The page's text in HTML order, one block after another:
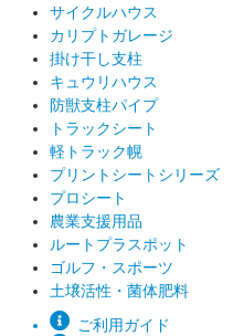
サイクルハウス
カリプトガレージ
掛け干し支柱
キュウリハウス
防獣支柱パイプ
トラックシート
軽トラック幌
プリントシートシリーズ
プロシート
農業支援用品
ルートプラスポット
ゴルフ・スポーツ
土壌活性・菌体肥料
ご利用ガイド